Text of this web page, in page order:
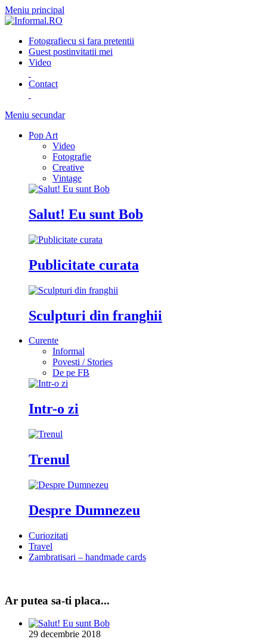
Meniu principal
Fotografiecu si fara pretentii
Guest postinvitatii mei
Video
Contact
Meniu secundar
Pop Art
Video
Fotografie
Creative
Vintage
Salut! Eu sunt Bob
Publicitate curata
Sculpturi din franghii
Curente
Informal
Povesti / Stories
De pe FB
Intr-o zi
Trenul
Despre Dumnezeu
Curiozitati
Travel
Zambratisari – handmade cards
Ar putea sa-ti placa...
29 decembrie 2018